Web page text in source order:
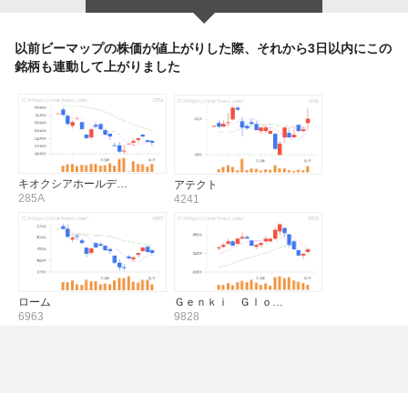
以前ビーマップの株価が値上がりした際、それから3日以内にこの
銘柄も連動して上がりました
キオクシアホールデ…
285A
アテクト
4241
ローム
6963
Ｇｅｎｋｉ Ｇｌｏ…
9828